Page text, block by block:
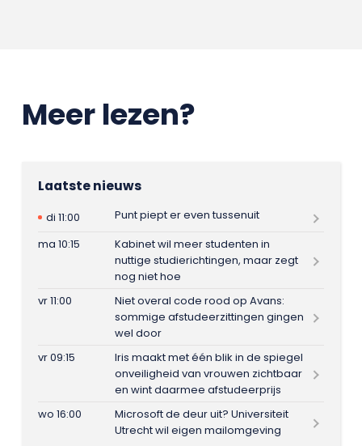
Meer lezen?
Laatste nieuws
di 11:00
Punt piept er even tussenuit
ma 10:15
Kabinet wil meer studenten in
nuttige studierichtingen, maar zegt
nog niet hoe
vr 11:00
Niet overal code rood op Avans:
sommige afstudeerzittingen gingen
wel door
vr 09:15
Iris maakt met één blik in de spiegel
onveiligheid van vrouwen zichtbaar
en wint daarmee afstudeerprijs
wo 16:00
Microsoft de deur uit? Universiteit
Utrecht wil eigen mailomgeving